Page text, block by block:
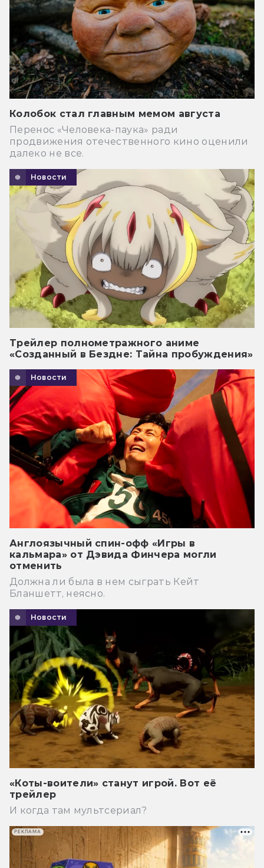
Колобок стал главным мемом августа
Перенос «Человека-паука» ради
продвижения отечественного кино оценили
далеко не все.
Новости
Трейлер полнометражного аниме
«Созданный в Бездне: Тайна пробуждения»
Новости
Англоязычный спин-офф «Игры в
кальмара» от Дэвида Финчера могли
отменить
Должна ли была в нем сыграть Кейт
Бланшетт, неясно.
Новости
«Коты-воители» станут игрой. Вот её
трейлер
И когда там мультсериал?
РЕКЛАМА